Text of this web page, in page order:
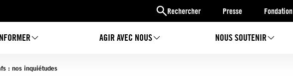
Rechercher Presse Fondation
AGIR AVEC NOUS NOUS SOUTENIR
: nos inquiétudes